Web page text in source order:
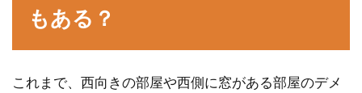
もある？
これまで、西向きの部屋や西側に窓がある部屋のデメ